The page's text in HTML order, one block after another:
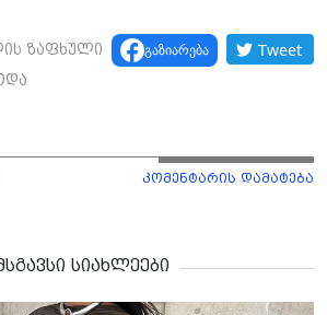
ზაფხული
გაზიარება Tweet
კომენტარის დამატება
სიახლეები